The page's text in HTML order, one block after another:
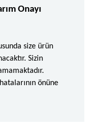
Onayı
size ürün
Sizin
önüne